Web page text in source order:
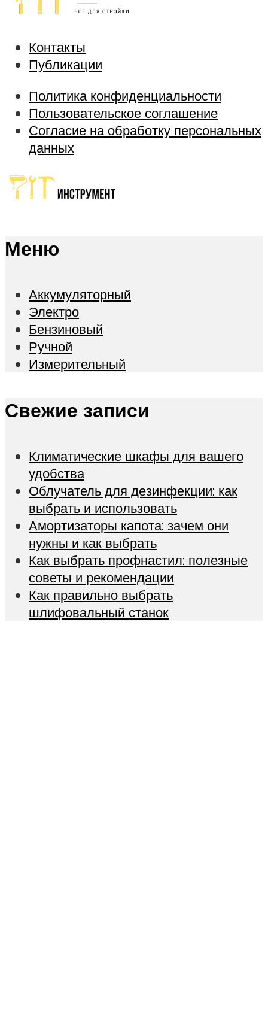
Контакты
Публикации
Политика конфиденциальности
Пользовательское соглашение
Согласие на обработку персональных
данных
Меню
Аккумуляторный
Электро
Бензиновый
Ручной
Измерительный
Свежие записи
Климатические шкафы для вашего
удобства
Облучатель для дезинфекции: как
выбрать и использовать
Амортизаторы капота: зачем они
нужны и как выбрать
Как выбрать профнастил: полезные
советы и рекомендации
Как правильно выбрать
шлифовальный станок